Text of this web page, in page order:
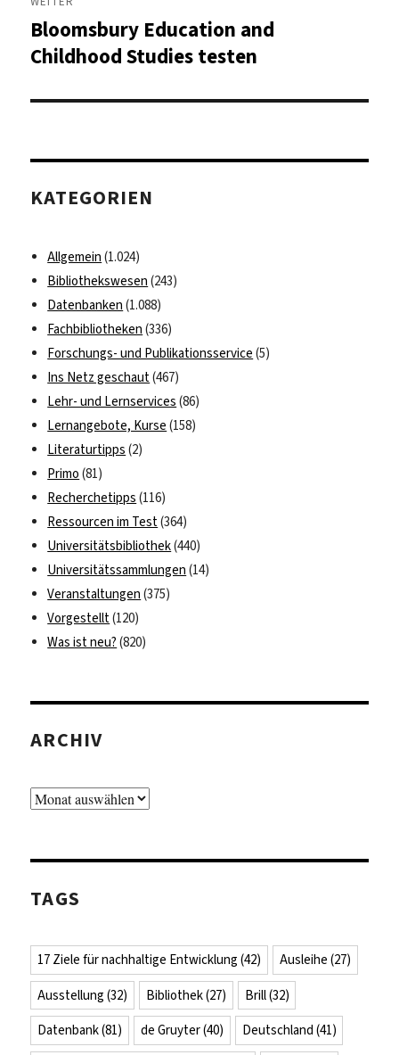
Nächster
Beitrag:
Bloomsbury Education and
Childhood Studies testen
KATEGORIEN
Allgemein (1.024)
Bibliothekswesen (243)
Datenbanken (1.088)
Fachbibliotheken (336)
Forschungs- und Publikationsservice (5)
Ins Netz geschaut(467)
Lehr- und Lernservices (86)
Lernangebote, Kurse (158)
Literaturtipps (2)
Primo (81)
Recherchetipps (116)
Ressourcen im Test(364)
Universitätsbibliothek(440)
Universitätssammlungen (14)
Veranstaltungen (375)
Vorgestellt(120)
Was ist neu? (820)
ARCHIV
Archiv
TAGS
17 Ziele für nachhaltige Entwicklung (42) Ausleihe (27)
Ausstellung (32) Bibliothek(27) Brill(32)
Datenbank(81) de Gruyter(40) Deutschland (41)